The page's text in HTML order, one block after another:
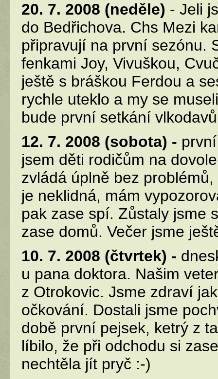
20. 7. 2008 (neděle) - Jeli
do Bedřichova. Chs Mezi
připravují na první sezónu.
fenkami Joy, Vivuškou,
ještě s bráškou Ferdou a
rychle uteklo a my se
bude první setkání
12. 7. 2008 (sobota) -
jsem děti rodičům na
zvládá úplně bez
je neklidná, mám
pak zase spí. Zůstaly jsme
zase domů. Večer jsme
10. 7. 2008 (čtvrtek) -
u pana doktora. Našim
z Otrokovic. Jsme zdraví
očkování. Dostali jsme
době první pejsek, ketrý z
líbilo, že při odchodu si
nechtěla jít pryč :-)